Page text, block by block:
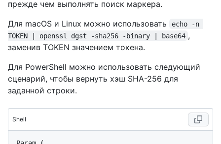
прежде чем выполнять поиск маркера.
Для macOS и Linux можно использовать
echo -n
TOKEN | openssl dgst -sha256 -binary | base64 ,
заменив TOKEN значением токена.
Для PowerShell можно использовать следующий
сценарий, чтобы вернуть хэш SHA-256 для
заданной строки.
Shell